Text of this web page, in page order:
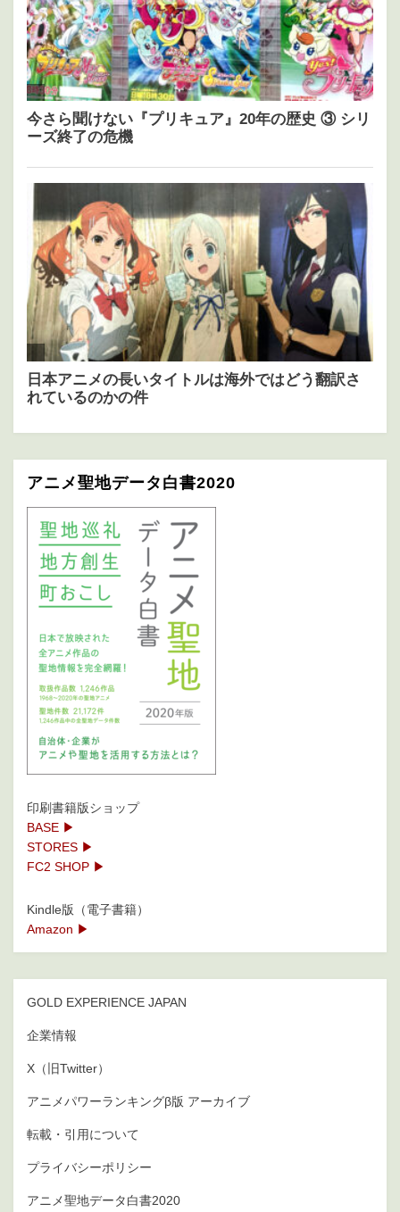
アニメ聖地データ白書2020
印刷書籍版ショップ
BASE ▶
STORES ▶
FC2 SHOP ▶
Kindle版（電子書籍）
Amazon ▶
GOLD EXPERIENCE JAPAN
企業情報
X（旧Twitter）
アニメパワーランキングβ版 アーカイブ
転載・引用について
プライバシーポリシー
アニメ聖地データ白書2020